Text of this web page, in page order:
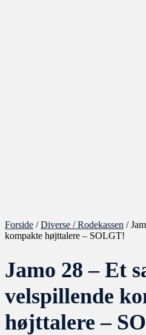
Forside /Diverse / Rodekassen /
kompakte højttalere – SOLGT!
Jamo 28 – Et
velspillende
højttalere –